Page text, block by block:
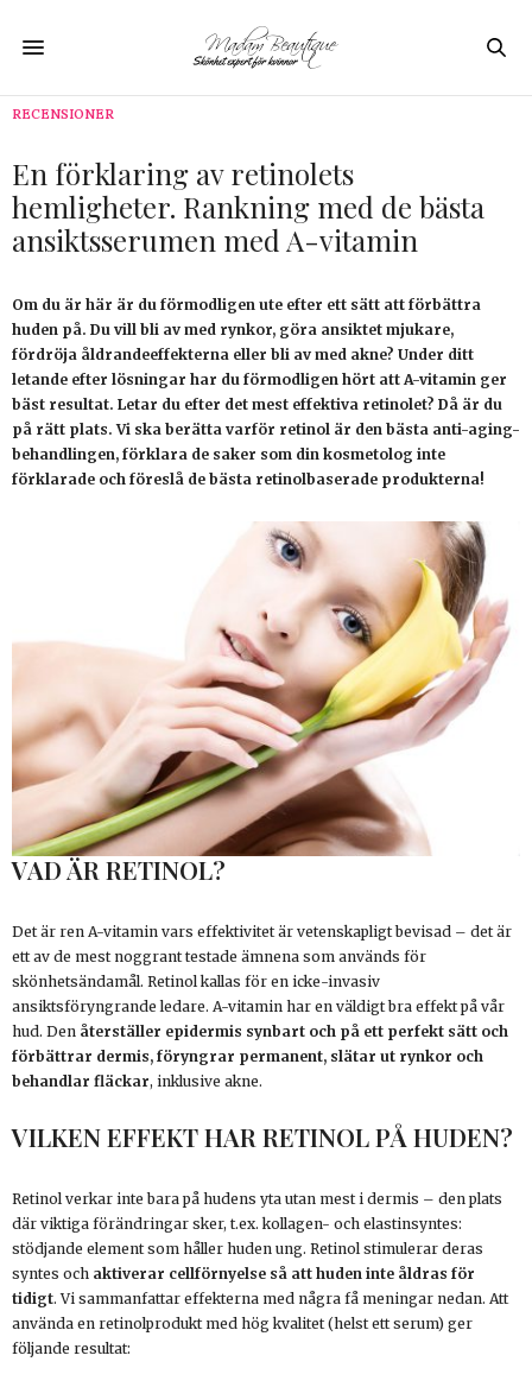
RECENSIONER
En förklaring av retinolets
hemligheter. Rankning med de bästa
ansiktsserumen med A-vitamin
Om du är här är du förmodligen ute efter ett sätt att förbättra
huden på. Du vill bli av med rynkor, göra ansiktet mjukare,
fördröja åldrandeeffekterna eller bli av med akne? Under ditt
letande efter lösningar har du förmodligen hört att A-vitamin ger
bäst resultat. Letar du efter det mest effektiva retinolet? Då är du
på rätt plats. Vi ska berätta varför retinol är den bästa anti-aging-
behandlingen, förklara de saker som din kosmetolog inte
förklarade och föreslå de bästa retinolbaserade produkterna!
VAD ÄR RETINOL?
Det är ren A-vitamin vars effektivitet är vetenskapligt bevisad – det är
ett av de mest noggrant testade ämnena som används för
skönhetsändamål. Retinol kallas för en icke-invasiv
ansiktsföryngrande ledare. A-vitamin har en väldigt bra effekt på vår
hud. Den återställer epidermis synbart och på ett perfekt sätt och
förbättrar dermis, föryngrar permanent, slätar ut rynkor och
behandlar fläckar, inklusive akne.
VILKEN EFFEKT HAR RETINOL PÅ HUDEN?
Retinol verkar inte bara på hudens yta utan mest i dermis – den plats
där viktiga förändringar sker, t.ex. kollagen- och elastinsyntes:
stödjande element som håller huden ung. Retinol stimulerar deras
syntes och aktiverar cellförnyelse så att huden inte åldras för
tidigt. Vi sammanfattar effekterna med några få meningar nedan. Att
använda en retinolprodukt med hög kvalitet (helst ett serum) ger
följande resultat: